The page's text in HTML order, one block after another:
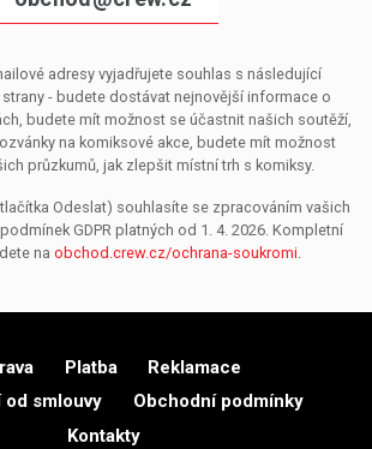
adresy vyjadřujete souhlas s následující
- budete dostávat nejnovější informace o
budete mít možnost se účastnit našich soutěží,
na komiksové akce, budete mít možnost
průzkumů, jak zlepšit místní trh s komiksy.
Odeslat) souhlasíte se zpracováním vašich
GDPR platných od 1. 4. 2026. Kompletní
na obchod.crew.cz/ochrana-soukromi.
Platba
Reklamace
od smlouvy
Obchodní podmínky
Kontakty